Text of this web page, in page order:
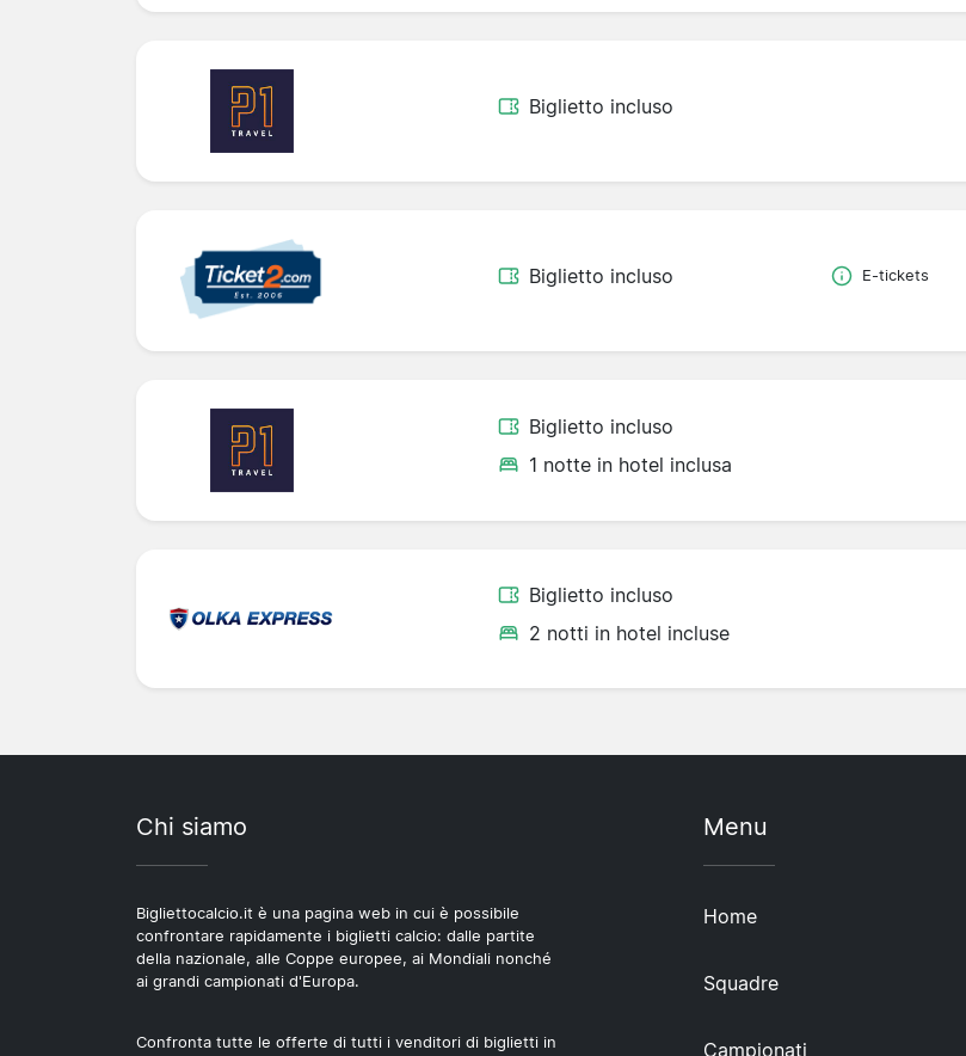
Biglietto incluso
Biglietto incluso E-tickets
Biglietto incluso
1 notte in hotel inclusa
Biglietto incluso
2 notti in hotel incluse
Chi siamo
Bigliettocalcio.it è una pagina web in cui è possibile
confrontare rapidamente i biglietti calcio: dalle partite
della nazionale, alle Coppe europee, ai Mondiali nonché
ai grandi campionati d'Europa.
Confronta tutte le offerte di tutti i venditori di biglietti in
Menu
Home
Squadre
Campionati